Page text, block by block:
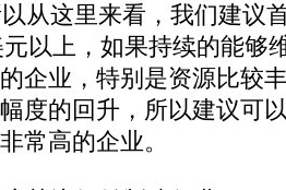
从这里来看，我们建议
以上，如果持续的能够
企业，特别是资源比较
度的回升，所以建议可
常高的企业。